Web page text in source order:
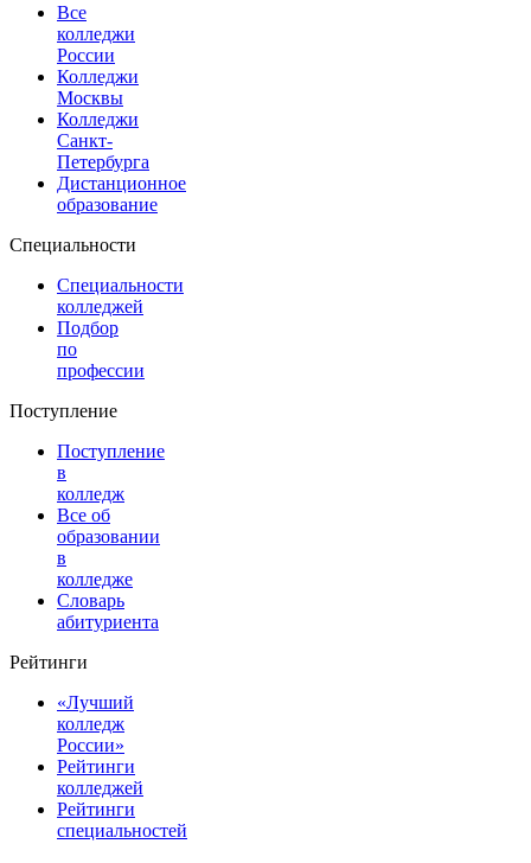
Все
колледжи
России
Колледжи
Москвы
Колледжи
Санкт-
Петербурга
Дистанционное
образование
Специальности
Специальности
колледжей
Подбор
по
профессии
Поступление
Поступление
в
колледж
Все об
образовании
в
колледже
Словарь
абитуриента
Рейтинги
«Лучший
колледж
России»
Рейтинги
колледжей
Рейтинги
специальностей